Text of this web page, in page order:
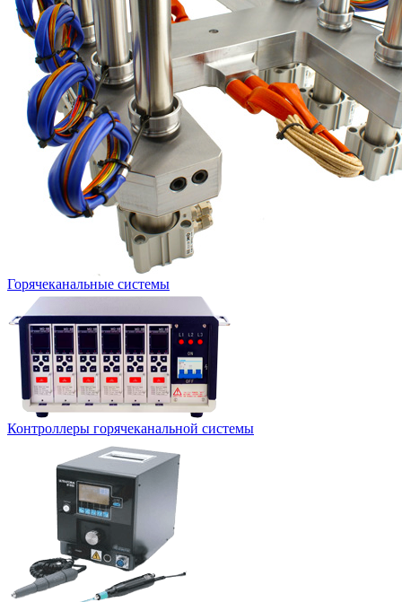
Горячеканальные системы
Контроллеры горячеканальной системы